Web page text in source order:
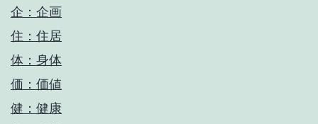
企：企画
住：住居
体：身体
価：価値
健：健康